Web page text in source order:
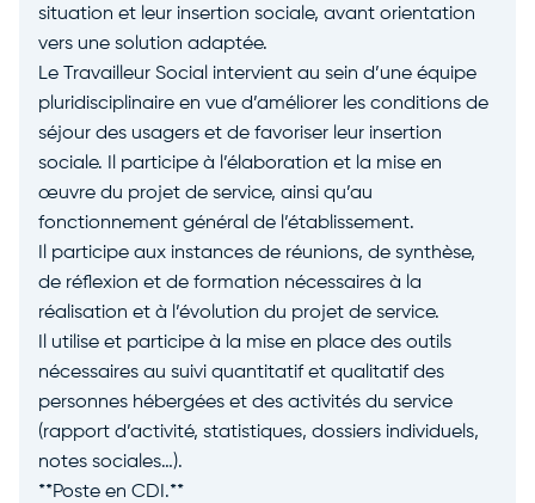
situation et leur insertion sociale, avant orientation
vers une solution adaptée.
Le Travailleur Social intervient au sein d’une équipe
pluridisciplinaire en vue d’améliorer les conditions de
séjour des usagers et de favoriser leur insertion
sociale. Il participe à l’élaboration et la mise en
œuvre du projet de service, ainsi qu’au
fonctionnement général de l’établissement.
Il participe aux instances de réunions, de synthèse,
de réflexion et de formation nécessaires à la
réalisation et à l’évolution du projet de service.
Il utilise et participe à la mise en place des outils
nécessaires au suivi quantitatif et qualitatif des
personnes hébergées et des activités du service
(rapport d’activité, statistiques, dossiers individuels,
notes sociales…).
**Poste en CDI.**